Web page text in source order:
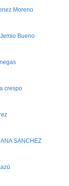
Moreno
Bueno
crespo
SANCHEZ